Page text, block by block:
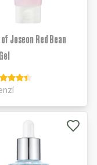
of Joseon Red Bean